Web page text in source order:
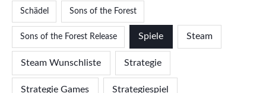
Schädel Sons of the Forest
Sons of the Forest Release Spiele Steam
Steam Wunschliste Strategie
Strategie Games Strategiespiel